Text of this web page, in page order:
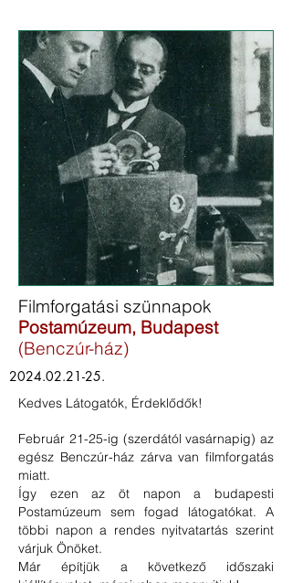
Filmforgatási szünnapok
Postamúzeum, Budapest
(Benczúr-ház)
2024.02.21-25.
Kedves Látogatók, Érdeklődők!
Február 21-25-ig (szerdától vasárnapig) az
egész Benczúr-ház zárva van filmforgatás
miatt.
Így ezen az öt napon a budapesti
Postamúzeum sem fogad látogatókat. A
többi napon a rendes nyitvatartás szerint
várjuk Önöket.
Már építjük a következő időszaki